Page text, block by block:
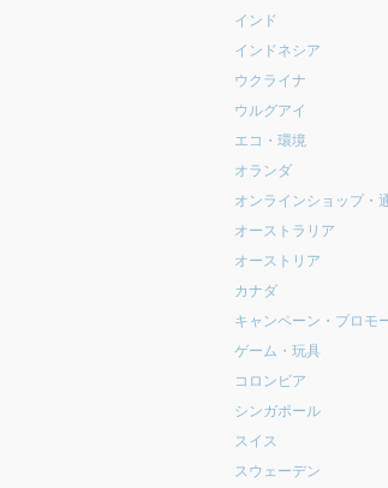
インド
インドネシア
ウクライナ
ウルグアイ
エコ・環境
オランダ
オンラインショップ・
オーストラリア
オーストリア
カナダ
キャンペーン・プロモ
ゲーム・玩具
コロンビア
シンガポール
スイス
スウェーデン